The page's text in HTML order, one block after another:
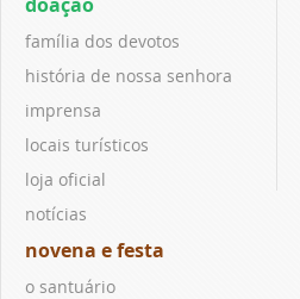
família dos devotos
história de nossa senhora
imprensa
locais turísticos
loja oficial
notícias
novena e festa
o santuário